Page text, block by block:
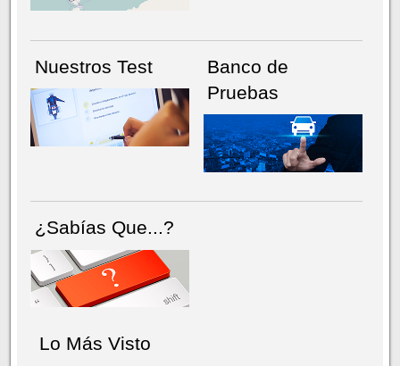
Nuestros Test
Banco de
Pruebas
¿Sabías Que...?
Lo Más Visto